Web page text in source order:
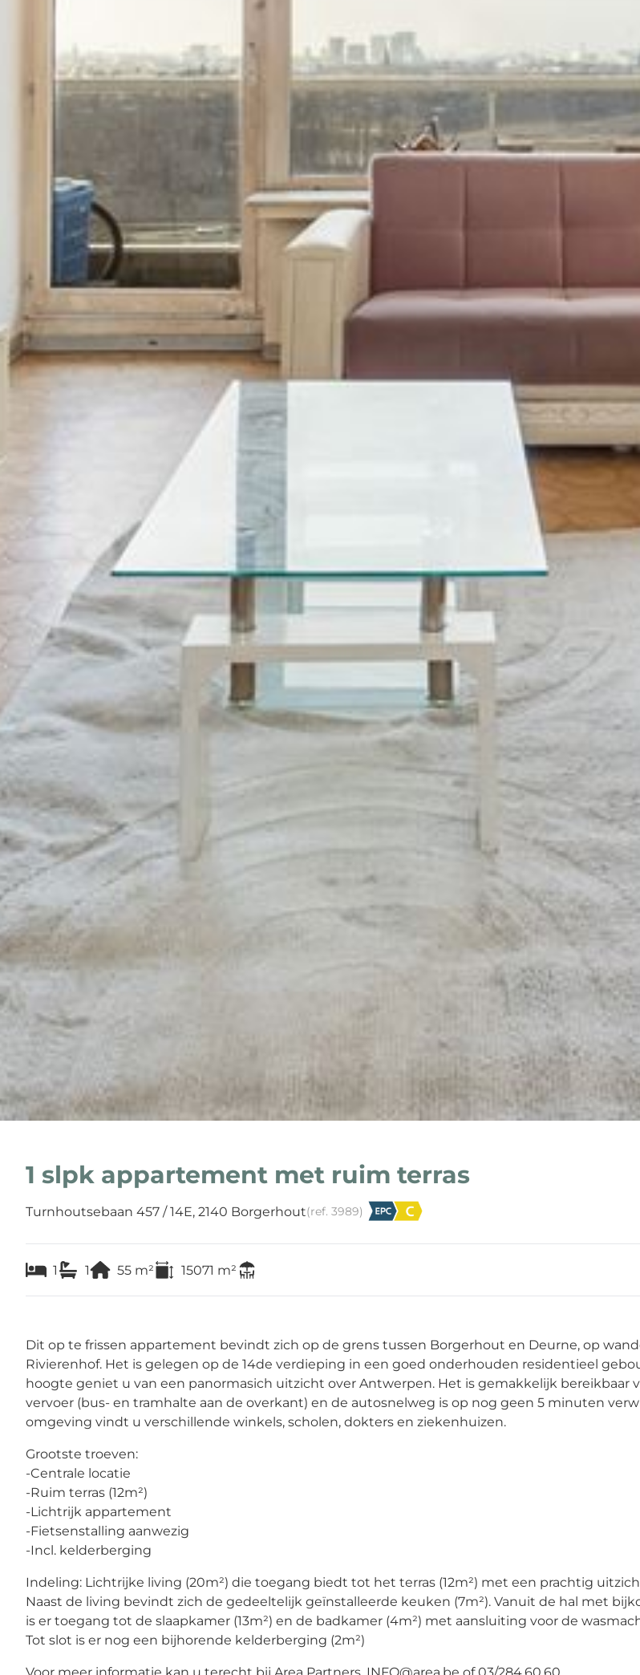
1 slpk appartement met ruim terras
Turnhoutsebaan 457 / 14E, 2140 Borgerhout(ref. 3989)
1 1 55 m² 15071 m²
Dit op te frissen appartement bevindt zich op de grens tussen Borgerhout en Deurne, op
Rivierenhof. Het is gelegen op de 14de verdieping in een goed onderhouden residentieel
hoogte geniet u van een panormasich uitzicht over Antwerpen. Het is gemakkelijk bereikbaar
vervoer (bus- en tramhalte aan de overkant) en de autosnelweg is op nog geen 5 minuten
omgeving vindt u verschillende winkels, scholen, dokters en ziekenhuizen.
Grootste troeven:
-Centrale locatie
-Ruim terras (12m²)
-Lichtrijk appartement
-Fietsenstalling aanwezig
-Incl. kelderberging
Indeling: Lichtrijke living (20m²) die toegang biedt tot het terras (12m²) met een prachtig
Naast de living bevindt zich de gedeeltelijk geïnstalleerde keuken (7m²). Vanuit de hal met
is er toegang tot de slaapkamer (13m²) en de badkamer (4m²) met aansluiting voor de
Tot slot is er nog een bijhorende kelderberging (2m²)
Voor meer informatie kan u terecht bij Area Partners. INFO@area.be of 03/284.60.60